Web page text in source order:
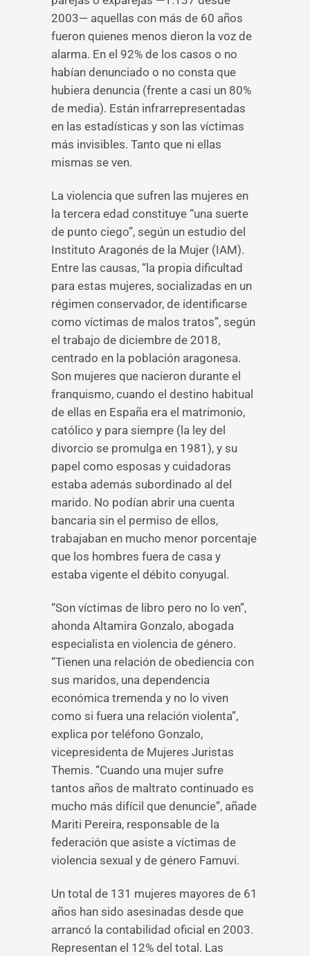
2003— aquellas con más de 60 años
fueron quienes menos dieron la voz de
alarma. En el 92% de los casos o no
habían denunciado o no consta que
hubiera denuncia (frente a casi un 80%
de media). Están infrarrepresentadas
en las estadísticas y son las víctimas
más invisibles. Tanto que ni ellas
mismas se ven.
La violencia que sufren las mujeres en
la tercera edad constituye “una suerte
de punto ciego”, según un estudio del
Instituto Aragonés de la Mujer (IAM).
Entre las causas, “la propia dificultad
para estas mujeres, socializadas en un
régimen conservador, de identificarse
como víctimas de malos tratos”, según
el trabajo de diciembre de 2018,
centrado en la población aragonesa.
Son mujeres que nacieron durante el
franquismo, cuando el destino habitual
de ellas en España era el matrimonio,
católico y para siempre (la ley del
divorcio se promulga en 1981), y su
papel como esposas y cuidadoras
estaba además subordinado al del
marido. No podían abrir una cuenta
bancaria sin el permiso de ellos,
trabajaban en mucho menor porcentaje
que los hombres fuera de casa y
estaba vigente el débito conyugal.
“Son víctimas de libro pero no lo ven”,
ahonda Altamira Gonzalo, abogada
especialista en violencia de género.
“Tienen una relación de obediencia con
sus maridos, una dependencia
económica tremenda y no lo viven
como si fuera una relación violenta”,
explica por teléfono Gonzalo,
vicepresidenta de Mujeres Juristas
Themis. “Cuando una mujer sufre
tantos años de maltrato continuado es
mucho más difícil que denuncie”, añade
Mariti Pereira, responsable de la
federación que asiste a víctimas de
violencia sexual y de género Famuvi.
Un total de 131 mujeres mayores de 61
años han sido asesinadas desde que
arrancó la contabilidad oficial en 2003.
Representan el 12% del total. Las